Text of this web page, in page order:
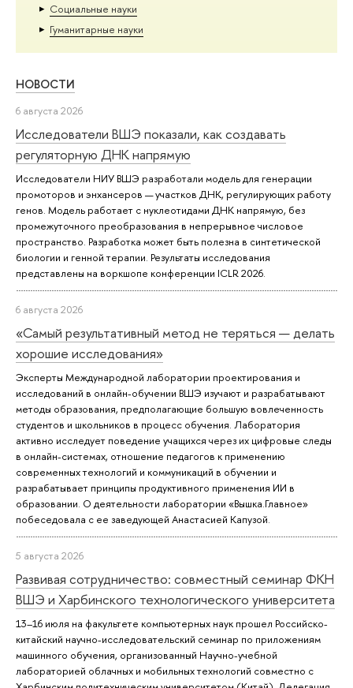
Социальные науки
Гуманитарные науки
НОВОСТИ
6 августа 2026
Исследователи ВШЭ показали, как создавать
регуляторную ДНК напрямую
Исследователи НИУ ВШЭ разработали модель для генерации
промоторов и энхансеров — участков ДНК, регулирующих работу
генов. Модель работает с нуклеотидами ДНК напрямую, без
промежуточного преобразования в непрерывное числовое
пространство. Разработка может быть полезна в синтетической
биологии и генной терапии. Результаты исследования
представлены на воркшопе конференции ICLR 2026.
6 августа 2026
«Самый результативный метод не теряться — делать
хорошие исследования»
Эксперты Международной лаборатории проектирования и
исследований в онлайн-обучении ВШЭ изучают и разрабатывают
методы образования, предполагающие большую вовлеченность
студентов и школьников в процесс обучения. Лаборатория
активно исследует поведение учащихся через их цифровые следы
в онлайн-системах, отношение педагогов к применению
современных технологий и коммуникаций в обучении и
разрабатывает принципы продуктивного применения ИИ в
образовании. О деятельности лаборатории «Вышка.Главное»
побеседовала с ее заведующей Анастасией Капузой.
5 августа 2026
Развивая сотрудничество: совместный семинар ФКН
ВШЭ и Харбинского технологического университета
13–16 июля на факультете компьютерных наук прошел Российско-
китайский научно-исследовательский семинар по приложениям
машинного обучения, организованный Научно-учебной
лабораторией облачных и мобильных технологий совместно с